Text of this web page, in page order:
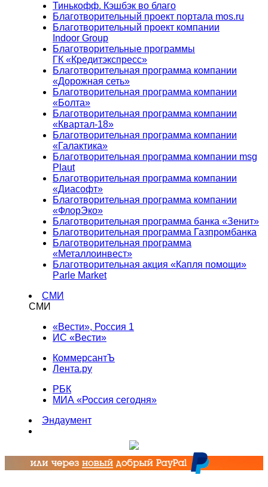
Тинькофф. Кэшбэк во благо
Благотворительный проект портала mos.ru
Благотворительный проект компании
Indoor Group
Благотворительные программы
ГК «Кредитэкспресс»
Благотворительная программа компании
«Дорожная сеть»
Благотворительная программа компании
«Болта»
Благотворительная программа компании
«Квартал-18»
Благотворительная программа компании
«Галактика»
Благотворительная программа компании msg
Plaut
Благотворительная программа компании
«Диасофт»
Благотворительная программа компании
«ФлорЭко»
Благотворительная программа банка «Зенит»
Благотворительная программа Газпромбанка
Благотворительная программа
«Металлоинвест»
Благотворительная акция «Капля помощи»
Parle Market
СМИ
СМИ
«Вести», Россия 1
ИС «Вести»
КоммерсантЪ
Лента.ру
РБК
МИА «Россия сегодня»
Эндаумент